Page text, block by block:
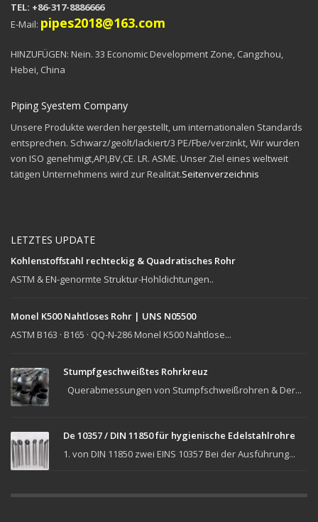
TEL: +86-317-8886666
E-Mail: pipes2018@163.com
HINZUFÜGEN: Nein. 33 Economic Development Zone, Cangzhou,
Hebei, China
Piping Syestem Company
Unsere Produkte werden hergestellt, um internationalen Standards
entsprechen. Schwarz/geölt/lackiert/3 PE/Fbe/verzinkt, Wir wurden
von ISO genehmigt,API,BV,CE. LR. ASME. Unser Ziel eines weltweit
tätigen Unternehmens wird zur Realität.Seitenverzeichnis
LETZTES UPDATE
Kohlenstoffstahl rechteckig & Quadratisches Rohr
ASTM & EN-genormte Struktur-Hohldichtungen..
Monel K500 Nahtloses Rohr | UNS N05500
ASTM B163 · B165 · QQ-N-286 Monel K500 Nahtlose...
Stumpfgeschweißtes Rohrkreuz
Querabmessungen von Stumpfschweißrohren & Der...
De 10357 / DIN 11850 für hygienische Edelstahlrohre
1. von DIN 11850 zwei EINS 10357 Bei der Ausführung...